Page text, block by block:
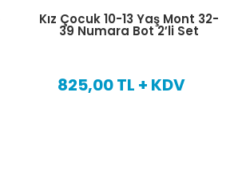
Kız Çocuk 10-13 Yaş Mont 32-
39 Numara Bot 2′li Set
825,00 TL + KDV